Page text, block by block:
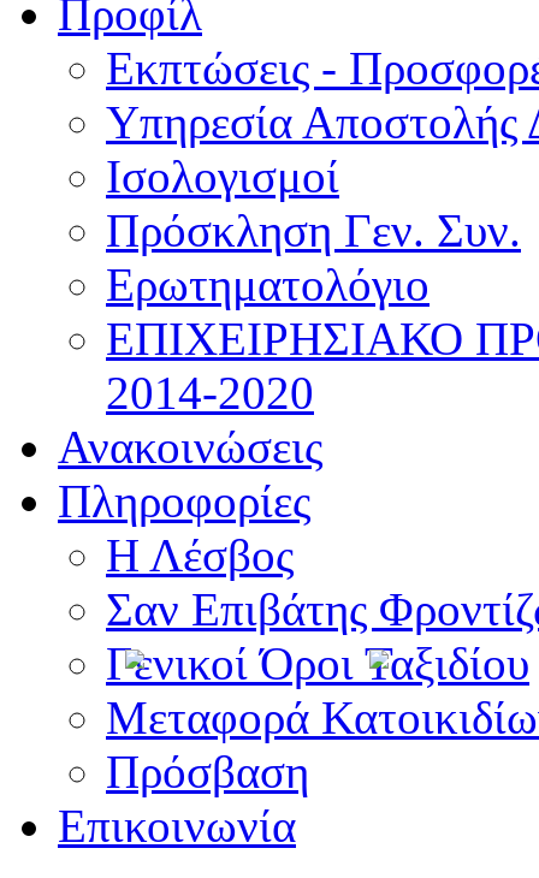
Προφίλ
Εκπτώσεις -
Υπηρεσία Αποστολής
Ισολογισμοί
Πρόσκληση Γεν. Συν.
Ερωτηματολόγιο
ΕΠΙΧΕΙΡΗΣΙΑΚΟ
2014-2020
Ανακοινώσεις
Πληροφορίες
Η Λέσβος
Σαν Επιβάτης
Γενικοί Όροι Ταξιδίου
Μεταφορά
Πρόσβαση
Επικοινωνία